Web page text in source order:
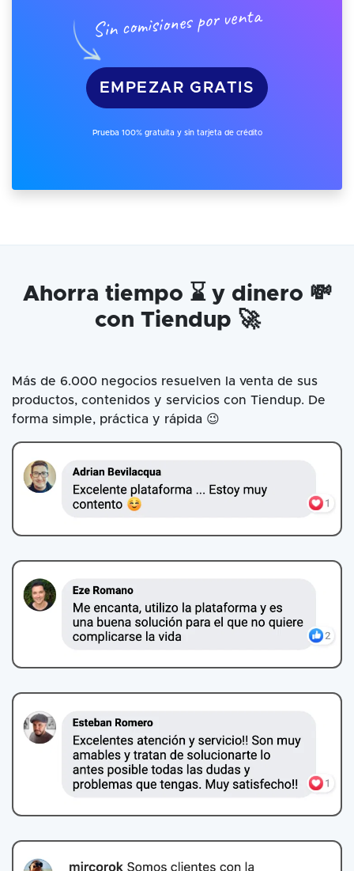
Sin comisiones por venta
EMPEZAR GRATIS
Prueba 100% gratuita y sin tarjeta de crédito
Ahorra tiempo ⌛ y dinero 💸
con Tiendup 🚀
Más de 6.000 negocios resuelven la venta de sus
productos, contenidos y servicios con Tiendup. De
forma simple, práctica y rápida 😉